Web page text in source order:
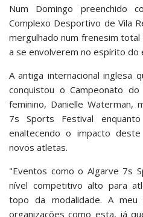
Num Domingo preenchido
Complexo Desportivo de Vila
mergulhado num frenesim total
a se envolverem no espírito do
A antiga internacional inglesa
conquistou o Campeonato
feminino, Danielle Waterman,
7s Sports Festival
enaltecendo o impacto
novos atletas.
"Eventos como o Algarve 7s
nível competitivo alto para
topo da modalidade. A
organizações como esta, já